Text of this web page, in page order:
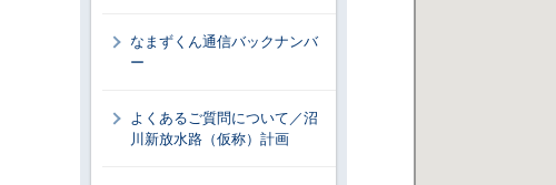
なまずくん通信バックナンバ
ー
よくあるご質問について／沼
川新放水路（仮称）計画